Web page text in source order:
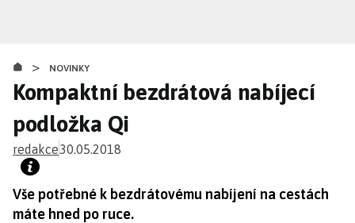
obsahu
> NOVINKY
Kompaktní bezdrátová nabíjecí
podložka Qi
redakce30.05.2018
Vše potřebné k bezdrátovému nabíjení na cestách
máte hned po ruce.